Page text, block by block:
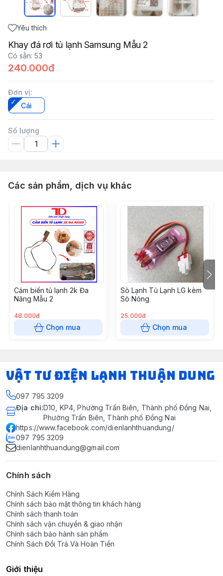
Yêu thích
Khay đá rơi tủ lạnh Samsung Mẫu 2
Có sẵn: 53
240.000đ
Đơn vị:
Cái
Số lượng
Các sản phẩm, dịch vụ khác
Cảm biến tủ lạnh 2k Đa
Năng Mẫu 2
48.000đ
Chọn mua
Sò Lạnh Tủ Lạnh LG kèm
Sò Nóng
25.000đ
Chọn mua
VẬT TƯ ĐIỆN LẠNH THUẬN DUNG
097 795 3209
Địa chỉ:D10, KP4, Phường Trấn Biên, Thành phố Đồng Nai,
Phường Trấn Biên, Thành phố Đồng Nai
https://www.facebook.com/dienlanhthuandung/
097 795 3209
dienlanhthuandung@gmail.com
Chính sách
Chính Sách Kiểm Hàng
Chính sách bảo mật thông tin khách hàng
Chính sách thanh toán
Chính sách vận chuyển & giao nhận
Chính sách bảo hành sản phẩm
Chính Sách Đổi Trả Và Hoàn Tiền
Giới thiệu